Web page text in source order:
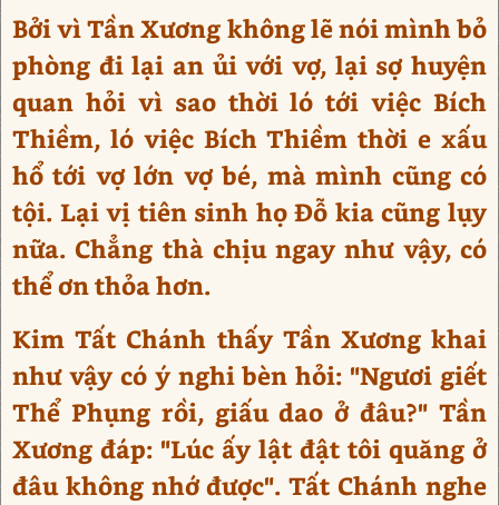
Bởi vì Tần Xương không lẽ nói mình bỏ
phòng đi lại an ủi với vợ, lại sợ huyện
quan hỏi vì sao thời ló tới việc Bích
Thiềm, ló việc Bích Thiềm thời e xấu
hổ tới vợ lớn vợ bé, mà mình cũng có
tội. Lại vị tiên sinh họ Đỗ kia cũng lụy
nữa. Chẳng thà chịu ngay như vậy, có
thể ơn thỏa hơn.
Kim Tất Chánh thấy Tần Xương khai
như vậy có ý nghi bèn hỏi: "Ngươi giết
Thể Phụng rồi, giấu dao ở đâu?" Tần
Xương đáp: "Lúc ấy lật đật tôi quăng ở
đâu không nhớ được". Tất Chánh nghe